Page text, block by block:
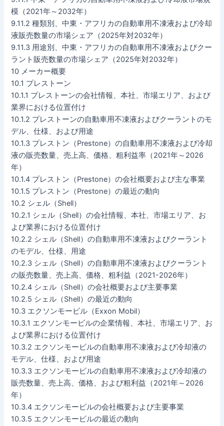
模（2021年～2032年）
9.11.2 種類別、中東・アフリカの自動車用不凍液および冷却
液販売数量の市場シェア（2025年対2032年）
9.11.3 用途別、中東・アフリカの自動車用不凍液およびクー
ラント販売数量の市場シェア（2025年対2032年）
10 メーカー概要
10.1 プレストーン
10.1.1 プレストーンの会社情報、本社、市場エリア、および
業界における位置付け
10.1.2 プレストーンの自動車用不凍液およびクーラントのモ
デル、仕様、および用途
10.1.3 プレストン（Prestone）の自動車用不凍液および冷却
液の販売数量、売上高、価格、粗利益率（2021年～2026
年）
10.1.4 プレストン（Prestone）の会社概要および主な事業
10.1.5 プレストン（Prestone）の最近の動向
10.2 シェル（Shell）
10.2.1 シェル（Shell）の会社情報、本社、市場エリア、お
よび業界における位置付け
10.2.2 シェル（Shell）の自動車用不凍液およびクーラント
のモデル、仕様、用途
10.2.3 シェル（Shell）の自動車用不凍液およびクーラント
の販売数量、売上高、価格、粗利益（2021-2026年）
10.2.4 シェル（Shell）の会社概要および主要事業
10.2.5 シェル（Shell）の最近の動向
10.3 エクソンモービル（Exxon Mobil）
10.3.1 エクソンモービルの企業情報、本社、市場エリア、お
よび業界における位置付け
10.3.2 エクソンモービルの自動車用不凍液および冷却液の
モデル、仕様、および用途
10.3.3 エクソンモービルの自動車用不凍液および冷却液の
販売数量、売上高、価格、および粗利益（2021年～2026
年）
10.3.4 エクソンモービルの会社概要および主要事業
10.3.5 エクソンモービルの最近の動向